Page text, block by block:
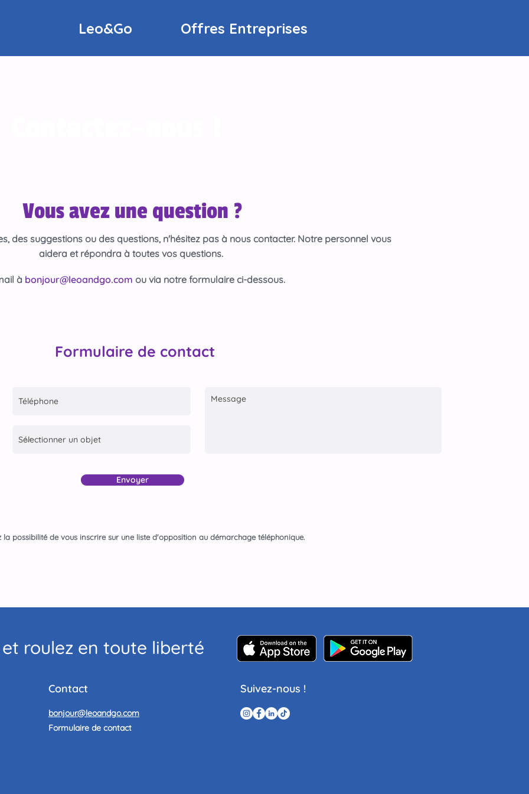
Leo&Go Offres Entreprises
Vous avez une question ?
des suggestions ou des questions, n'hésitez pas à nous contacter. Notre personnel vous
aidera et répondra à toutes vos questions.
à bonjour@leoandgo.com ou via notre formulaire ci-dessous.
Formulaire de contact
Envoyer
la possibilité de vous inscrire sur une liste d'opposition au démarchage téléphonique.
Contact
bonjour@leoandgo.com
Formulaire de contact
Suivez-nous !
et roulez en toute liberté